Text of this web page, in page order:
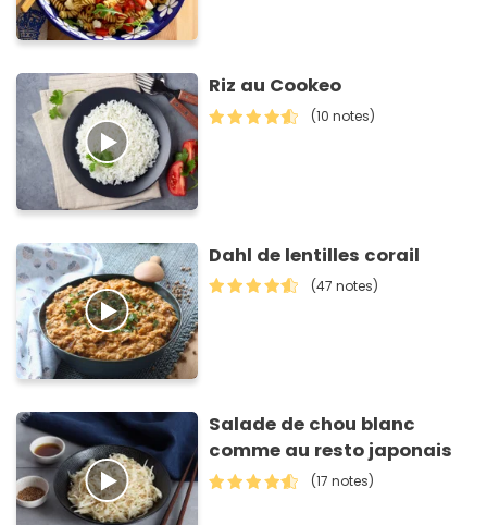
Riz au Cookeo
(10 notes)
Dahl de lentilles corail
(47 notes)
Salade de chou blanc
comme au resto japonais
(17 notes)